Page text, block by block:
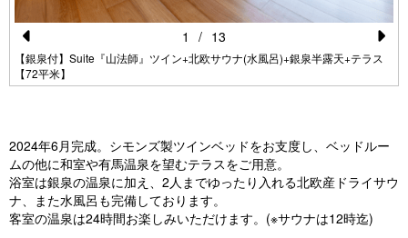
Pr
e
o
u
s
【銀泉付】Suite『山法師』ツイン+北欧サウナ(水風呂)+銀泉半露天+テラス
【72平米】
N
e
1 / 13
2024年6月完成。シモンズ製ツインベッドをお支度し、ベッドルー
ムの他に和室や有馬温泉を望むテラスをご用意。
浴室は銀泉の温泉に加え、2人までゆったり入れる北欧産ドライサウ
ナ、また水風呂も完備しております。
客室の温泉は24時間お楽しみいただけます。(※サウナは12時迄)